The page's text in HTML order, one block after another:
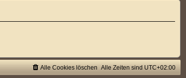
Alle Zeiten sind UTC+02:00
Alle Cookies löschen